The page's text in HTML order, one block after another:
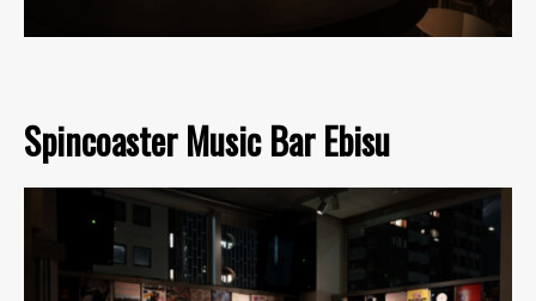
Spincoaster Music Bar Ebisu